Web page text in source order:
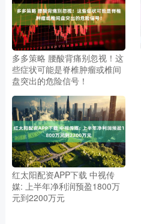
多多策略 腰酸背痛别忽视！这
些症状可能是脊椎肿瘤或椎间
盘突出的危险信号！
红太阳配资APP下载 中视传
媒: 上半年净利润预盈1800万
元到2200万元